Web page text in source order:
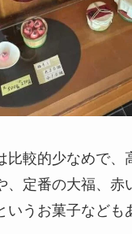
比較的少なめで、
、定番の大福、赤
いうお菓子なども